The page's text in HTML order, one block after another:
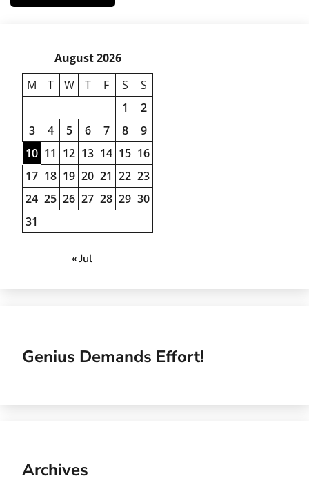
August 2026
M
T W T F S
S
1
2
3
4 5 6 7 8
9
10 11 12 13 14 15 16
17 18 19 20 21 22 23
24 25 26 27 28 29 30
31
« Jul
Genius Demands Effort!
Archives